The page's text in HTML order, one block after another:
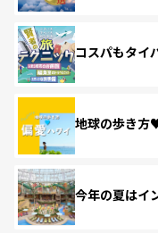
コスパもタイ
地球の歩き方
今年の夏はイ